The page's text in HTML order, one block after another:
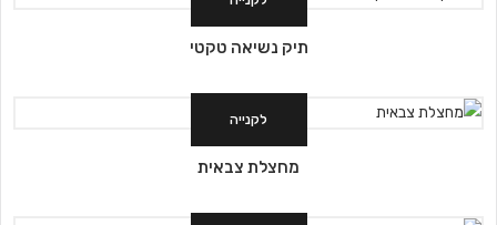
תיק נשיאה טקטי
לקנייה
מחצלת צבאית